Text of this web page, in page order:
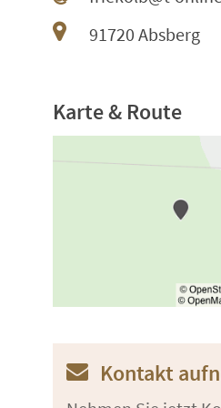
91720 Absberg
Karte & Route
Kontakt